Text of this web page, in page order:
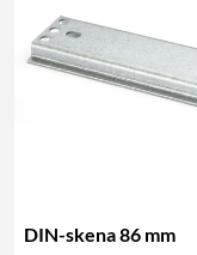
DIN-skena 86 mm